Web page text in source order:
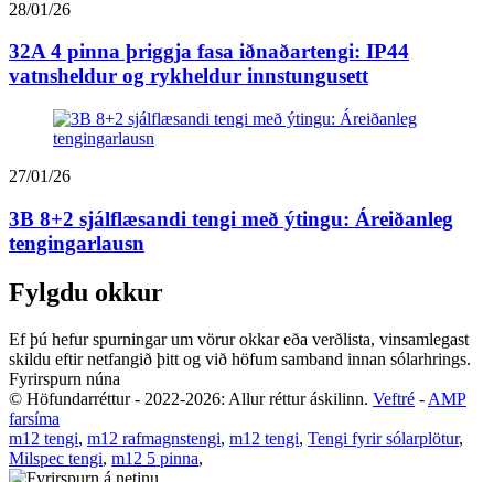
28/01/26
32A 4 pinna þriggja fasa iðnaðartengi: IP44
vatnsheldur og rykheldur innstungusett
27/01/26
3B 8+2 sjálflæsandi tengi með ýtingu: Áreiðanleg
tengingarlausn
Fylgdu okkur
Ef þú hefur spurningar um vörur okkar eða verðlista, vinsamlegast
skildu eftir netfangið þitt og við höfum samband innan sólarhrings.
Fyrirspurn núna
© Höfundarréttur - 2022-2026: Allur réttur áskilinn. Veftré - AMP
farsíma
m12 tengi, m12 rafmagnstengi, m12 tengi, Tengi fyrir sólarplötur,
Milspec tengi, m12 5 pinna,